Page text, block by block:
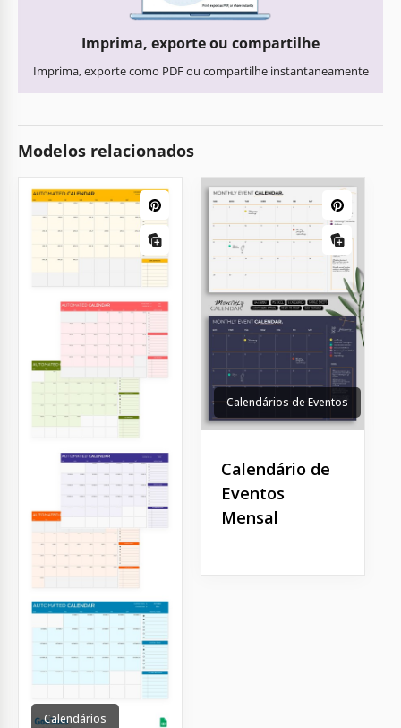
Imprima, exporte ou compartilhe
Imprima, exporte como PDF ou compartilhe instantaneamente
Modelos relacionados
Calendários
Calendários de Eventos
Calendário de
Eventos
Mensal